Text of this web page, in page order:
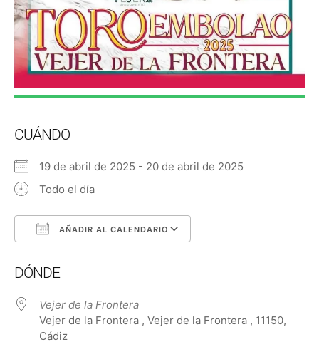
CUÁNDO
19 de abril de 2025 - 20 de abril de 2025
Todo el día
AÑADIR AL CALENDARIO
DÓNDE
Vejer de la Frontera
Vejer de la Frontera , Vejer de la Frontera , 11150,
Cádiz